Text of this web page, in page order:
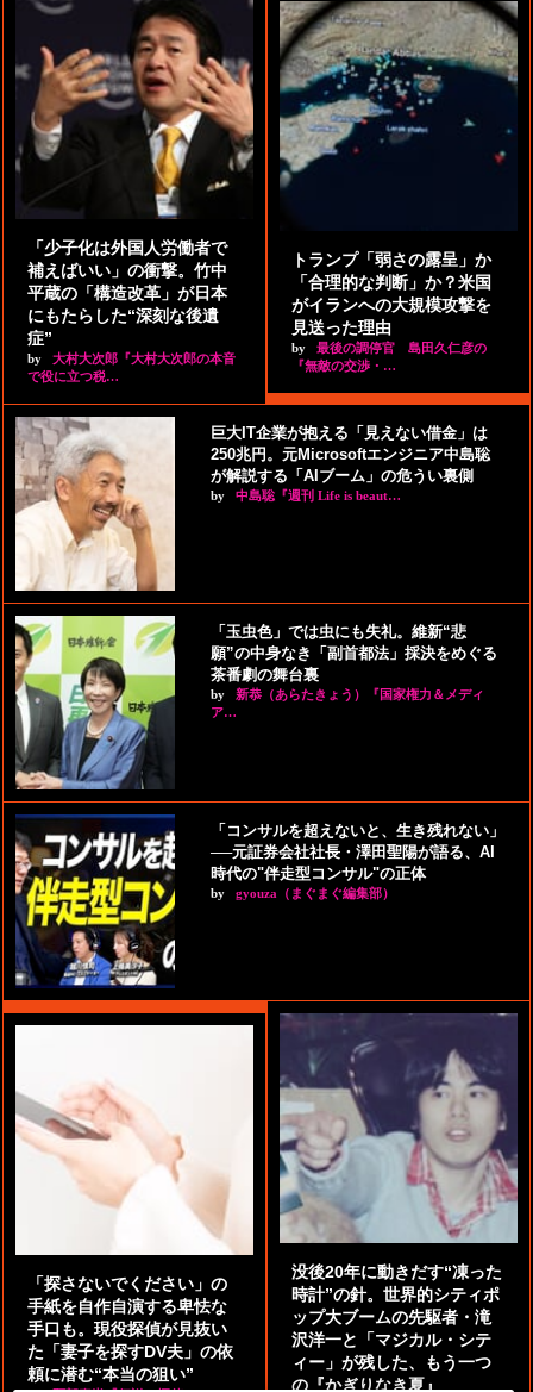
「少子化は外国人労働者で
補えばいい」の衝撃。竹中
平蔵の「構造改革」が日本
にもたらした“深刻な後遺
症”
by
大村大次郎『大村大次郎の本音
で役に立つ税…
トランプ「弱さの露呈」か
「合理的な判断」か？米国
がイランへの大規模攻撃を
見送った理由
by
最後の調停官 島田久仁彦の
『無敵の交渉・…
巨大IT企業が抱える「見えない借金」は
250兆円。元Microsoftエンジニア中島聡
が解説する「AIブーム」の危うい裏側
by 中島聡『週刊 Life is beaut…
「玉虫色」では虫にも失礼。維新“悲
願”の中身なき「副首都法」採決をめぐる
茶番劇の舞台裏
by
新恭（あらたきょう）『国家権力＆メディ
ア…
「コンサルを超えないと、生き残れない」
──元証券会社社長・澤田聖陽が語る、AI
時代の"伴走型コンサル"の正体
by gyouza（まぐまぐ編集部）
「探さないでください」の
手紙を自作自演する卑怯な
手口も。現役探偵が見抜い
た「妻子を探すDV夫」の依
頼に潜む“本当の狙い”
没後20年に動きだす“凍った
時計”の針。世界的シティポ
ップ大ブームの先駆者・滝
沢洋一と「マジカル・シテ
ィー」が残した、もう一つ
の『かぎりなき夏』